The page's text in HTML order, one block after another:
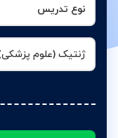
نوع تدریس
ژنتیک (علوم